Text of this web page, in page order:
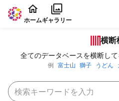
本文に飛ぶ
ホームギャラリー
横断
全てのデータベースを横断して
例 富士山 獅子 うどん